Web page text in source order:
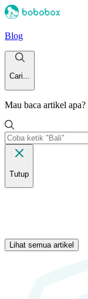
Blog
Cari...
Mau baca artikel apa?
Tutup
Lihat semua artikel